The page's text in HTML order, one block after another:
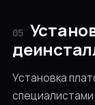
05
Установка